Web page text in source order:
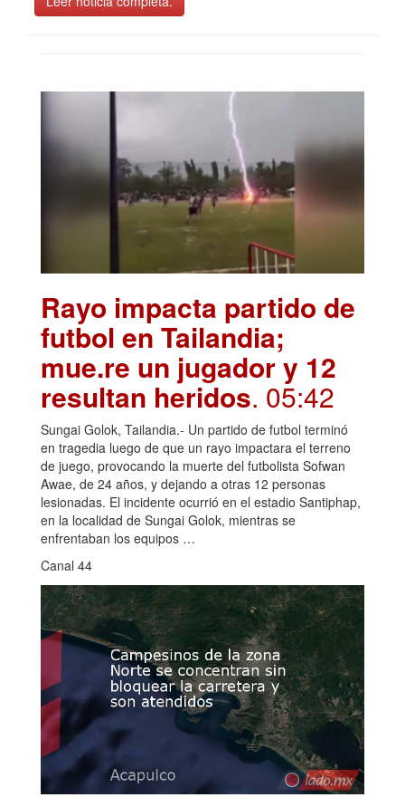
Rayo impacta partido de
futbol en Tailandia;
mue.re un jugador y 12
resultan heridos. 05:42
Sungai Golok, Tailandia.- Un partido de futbol terminó
en tragedia luego de que un rayo impactara el terreno
de juego, provocando la muerte del futbolista Sofwan
Awae, de 24 años, y dejando a otras 12 personas
lesionadas. El incidente ocurrió en el estadio Santiphap,
en la localidad de Sungai Golok, mientras se
enfrentaban los equipos …
Canal 44